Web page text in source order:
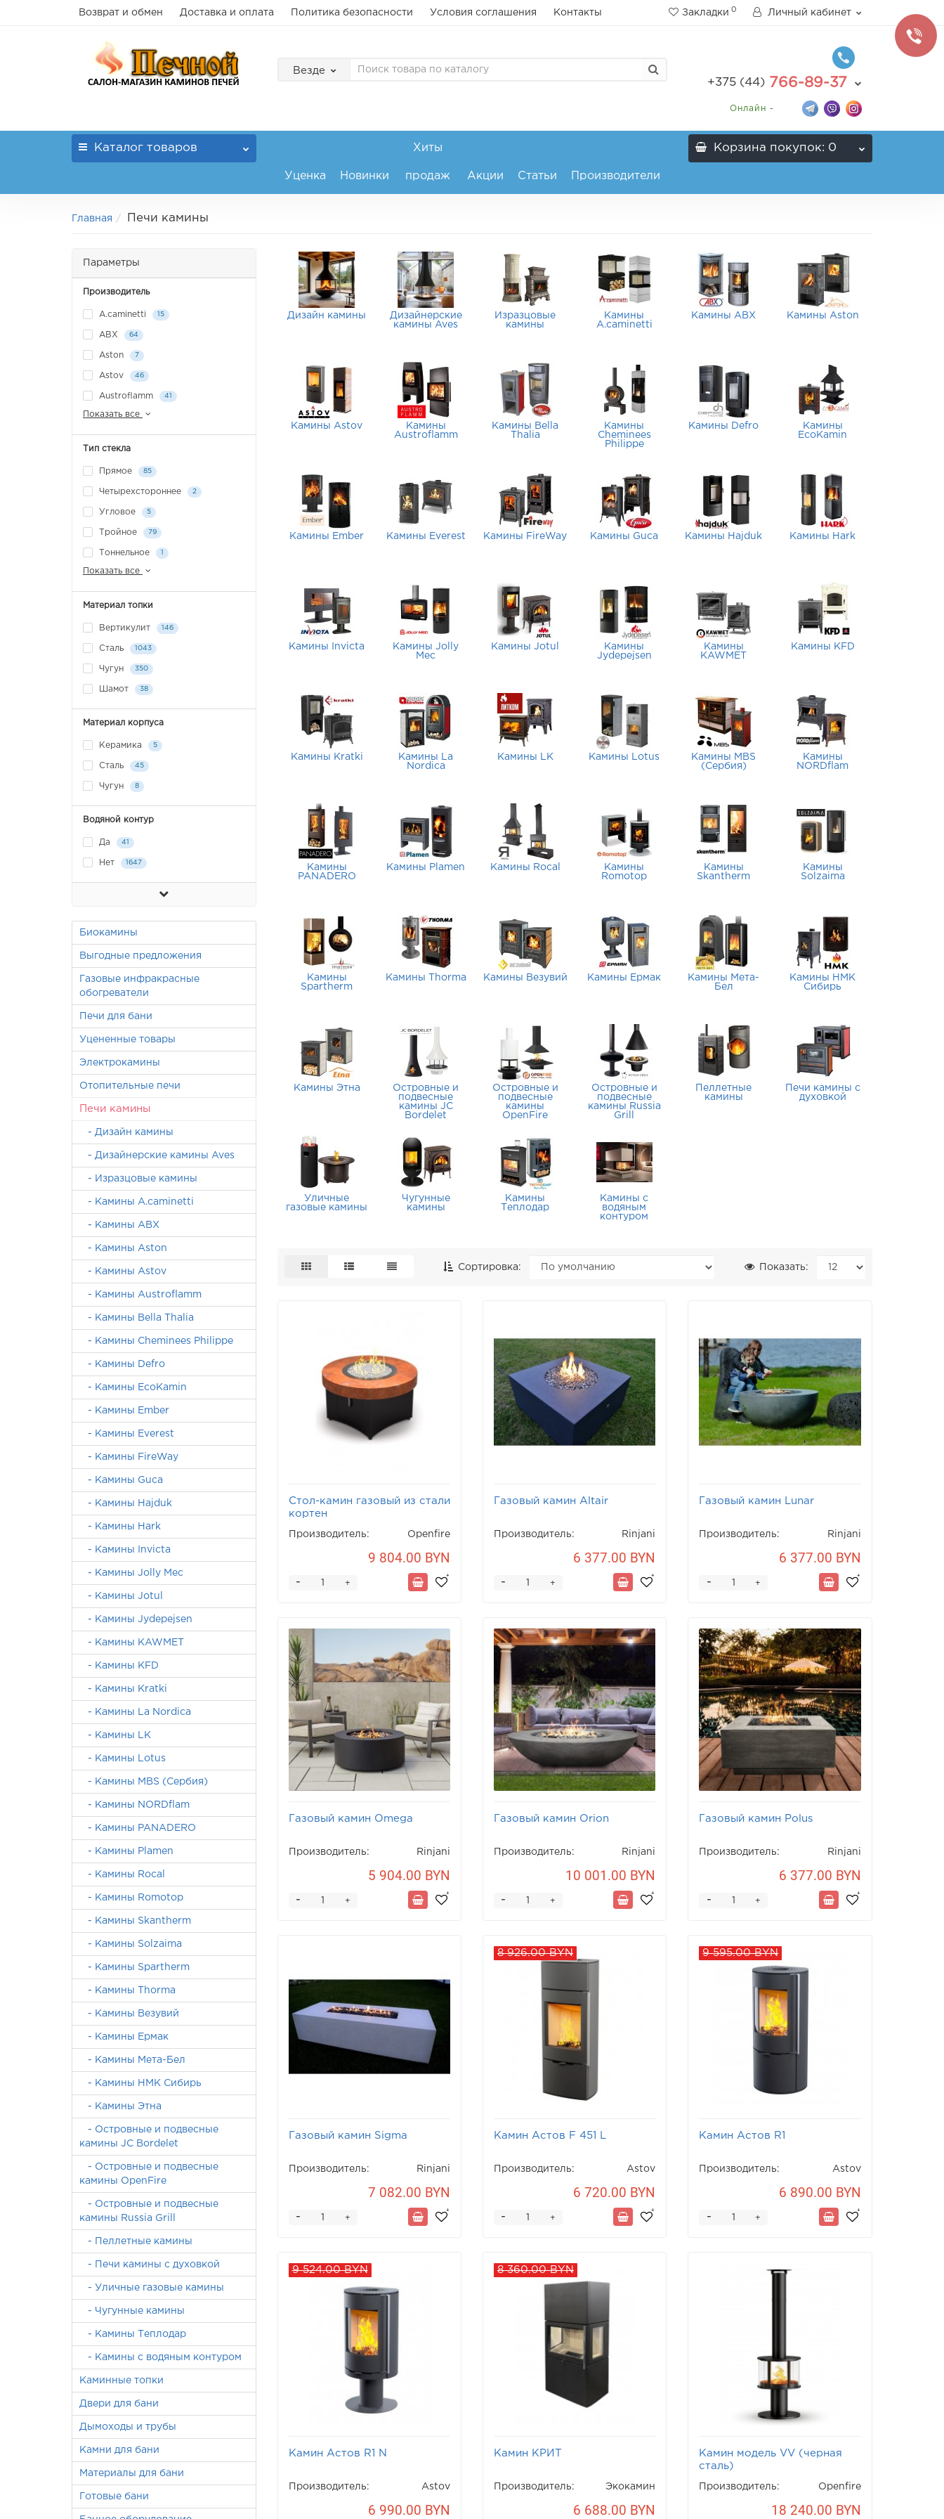
Возврат и обмен Доставка и оплата Политика безопасности Условия соглашения Контакты Закладки 0 Личный кабинет
Везде
+375 (44) 766-89-37
Онлайн -
Каталог товаров
Уценка Новинки
Хиты
продаж Акции Статьи Производители
Корзина покупок: 0
Главная Печи камины
Параметры
Производитель
A.caminetti 15
ABX 64
Aston 7
Astov 46
Austroflamm 41
Показать все
Тип стекла
Прямое 85
Четырехстороннее 2
Угловое 5
Тройное 79
Тоннельное
Показать все
Материал топки
Вертикулит 146
Сталь 1043
Чугун 350
Шамот 38
Материал корпуса
Керамика 5
Сталь 45
Чугун 8
Водяной контур
Да 41
Нет 1647
Биокамины
Выгодные предложения
Газовые инфракрасные
обогреватели
Печи для бани
Уцененные товары
Электрокамины
Отопительные печи
Печи камины
- Дизайн камины
- Дизайнерские камины Aves
- Изразцовые камины
- Камины A.caminetti
- Камины ABX
- Камины Aston
- Камины Astov
- Камины Austroflamm
- Камины Bella Thalia
- Камины Cheminees Philippe
- Камины Defro
- Камины EcoKamin
- Камины Ember
- Камины Everest
- Камины FireWay
- Камины Guca
- Камины Hajduk
- Камины Hark
- Камины Invicta
- Камины Jolly Mec
- Камины Jotul
- Камины Jydepejsen
- Камины KAWMET
- Камины KFD
- Камины Kratki
- Камины La Nordica
- Камины LK
- Камины Lotus
- Камины MBS (Сербия)
- Камины NORDflam
- Камины PANADERO
- Камины Plamen
- Камины Rocal
- Камины Romotop
- Камины Skantherm
- Камины Solzaima
- Камины Spartherm
- Камины Thorma
- Камины Везувий
- Камины Ермак
- Камины Мета-Бел
- Камины НМК Сибирь
- Камины Этна
- Островные и подвесные
камины JC Bordelet
- Островные и подвесные
камины OpenFire
- Островные и подвесные
камины Russia Grill
- Пеллетные камины
- Печи камины с духовкой
- Уличные газовые камины
- Чугунные камины
- Камины Теплодар
- Камины с водяным контуром
Каминные топки
Двери для бани
Дымоходы и трубы
Камни для бани
Материалы для бани
Готовые бани
Дизайн камины
Дизайнерские
камины Aves
Изразцовые
камины
Камины
A.caminetti
Камины ABX Камины Aston
Камины Astov
Камины
Austroflamm
Камины Bella
Thalia
Камины
Cheminees
Philippe
Камины Defro
Камины
EcoKamin
Камины Ember Камины Everest Камины FireWay Камины Guca Камины Hajduk Камины Hark
Камины Invicta
Камины Jolly
Mec
Камины Jotul
Камины
Jydepejsen
Камины
KAWMET
Камины KFD
Камины Kratki
Камины La
Nordica
Камины LK Камины Lotus
Камины MBS
(Сербия)
Камины
NORDflam
Камины
PANADERO
Камины Plamen Камины Rocal
Камины
Romotop
Камины
Skantherm
Камины
Solzaima
Камины
Spartherm
Камины Thorma Камины Везувий Камины Ермак
Камины Мета-
Бел
Камины НМК
Сибирь
Камины Этна
Островные и
подвесные
камины JC
Bordelet
Островные и
подвесные
камины
OpenFire
Островные и
подвесные
камины Russia
Grill
Пеллетные
камины
Печи камины с
духовкой
Уличные
газовые камины
Чугунные
камины
Камины
Теплодар
Камины с
водяным
контуром
Сортировка: Показать:
Стол-камин газовый из стали
кортен
Производитель: Openfire
9 804.00 BYN
+
-
Газовый камин Altair
Производитель: Rinjani
6 377.00 BYN
+
-
Газовый камин Lunar
Производитель: Rinjani
6 377.00 BYN
+
-
Газовый камин Omega
Производитель: Rinjani
5 904.00 BYN
+
-
Газовый камин Orion
Производитель: Rinjani
10 001.00 BYN
+
-
Газовый камин Polus
Производитель: Rinjani
6 377.00 BYN
+
-
Газовый камин Sigma
Производитель: Rinjani
7 082.00 BYN
+
-
8 926.00 BYN
Камин Астов F 451 L
Производитель: Astov
6 720.00 BYN
+
-
9 595.00 BYN
Камин Астов R1
Производитель: Astov
6 890.00 BYN
+
-
9 524.00 BYN
Камин Астов R1 N
Производитель: Astov
6 990.00 BYN
8 360.00 BYN
Камин КРИТ
Производитель: Экокамин
6 688.00 BYN
Камин модель VV (черная
сталь)
Производитель: Openfire
18 240.00 BYN